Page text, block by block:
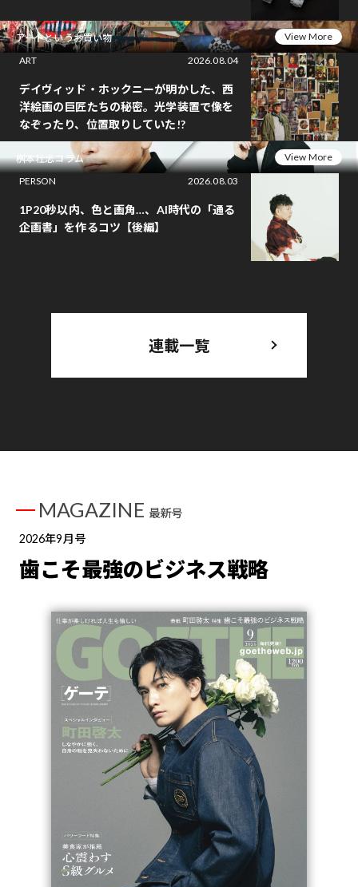
アートというお買い物
View More
ART
2026.08.04
デイヴィッド・ホックニーが明かした、西
洋絵画の巨匠たちの秘密。光学装置で像を
なぞったり、位置取りしていた!?
桝本壮志コラム
View More
PERSON
2026.08.03
1P20秒以内、色と画角…、AI時代の「通る
企画書」を作るコツ【後編】
連載一覧
MAGAZINE 最新号
2026年9月号
歯こそ最強のビジネス戦略